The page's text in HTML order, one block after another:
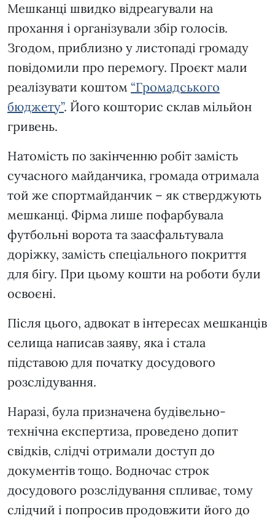
Мешканці швидко відреагували на
прохання і організували збір голосів.
Згодом, приблизно у листопаді громаду
повідомили про перемогу. Проєкт мали
реалізувати коштом “Громадського
бюджету”. Його кошторис склав мільйон
гривень.
Натомість по закінченню робіт замість
сучасного майданчика, громада отримала
той же спортмайданчик – як стверджують
мешканці. Фірма лише пофарбувала
футбольні ворота та заасфальтувала
доріжку, замість спеціального покриття
для бігу. При цьому кошти на роботи були
освоєні.
Після цього, адвокат в інтересах мешканців
селища написав заяву, яка і стала
підставою для початку досудового
розслідування.
Наразі, була призначена будівельно-
технічна експертиза, проведено допит
свідків, слідчі отримали доступ до
документів тощо. Водночас строк
досудового розслідування спливає, тому
слідчий і попросив продовжити його до